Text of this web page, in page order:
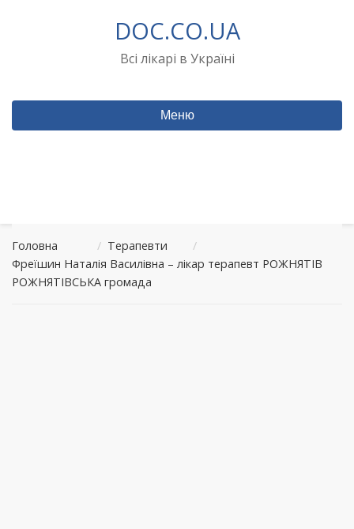
DOC.CO.UA
Всі лікарі в Україні
Меню
Головна / Терапевти
/
Фреїшин Наталія Василівна – лікар терапевт РОЖНЯТІВ
РОЖНЯТІВСЬКА громада